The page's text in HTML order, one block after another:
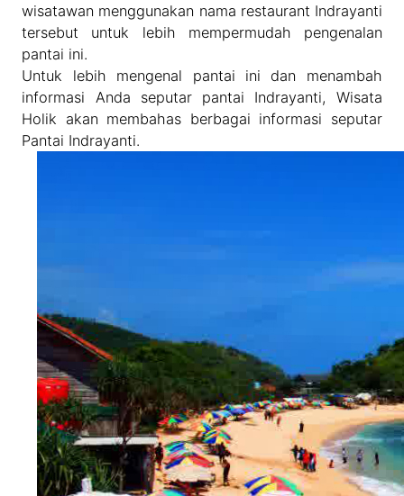
wisatawan menggunakan nama restaurant Indrayanti
tersebut untuk lebih mempermudah pengenalan
pantai ini.
Untuk lebih mengenal pantai ini dan menambah
informasi Anda seputar pantai Indrayanti, Wisata
Holik akan membahas berbagai informasi seputar
Pantai Indrayanti.